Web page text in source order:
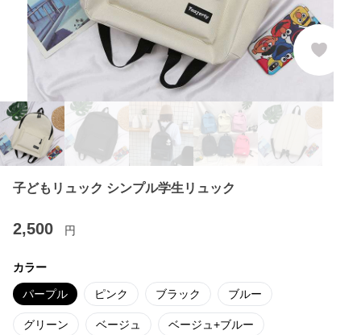
子どもリュック シンプル学生リュック
2,500 円
カラー
パープル ピンク ブラック ブルー
グリーン ベージュ ベージュ+ブルー